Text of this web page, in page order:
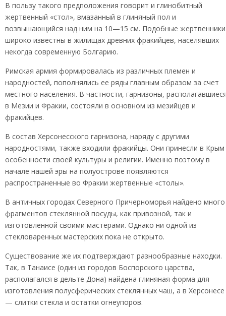
В пользу такого предположения говорит и глинобитный
жертвенный «стол», вмазанный в глиняный пол и
возвышающийся над ним на 10—15 см. Подобные жертвенники
широко известны в жилищах древних фракийцев, населявших
некогда современную Болгарию.
Римская армия формировалась из различных племен и
народностей, пополнялись ее ряды главным образом за счет
местного населения. В частности, гарнизоны,
в Мезии и Фракии, состояли в основном из мезийцев и
фракийцев.
В состав Херсонесского гарнизона, наряду с другими
народностями, также входили фракийцы. Они принесли в Крым
особенности своей культуры и религии. Именно поэтому в
начале нашей эры на полуострове появляются
распространенные во Фракии жертвенные «столы».
В античных городах Северного Причерноморья найдено много
фрагментов стеклянной посуды, как привозной, так и
изготовленной своими мастерами. Однако ни одной из
стекловаренных мастерских пока не открыто.
Существование же их подтверждают разнообразные находки.
Так, в Танаисе (один из городов Боспорского царства,
располагался в дельте Дона) найдена глиняная форма для
изготовления полусферических стеклянных чаш, а в Херсонесе
— слитки стекла и остатки огнеупоров.